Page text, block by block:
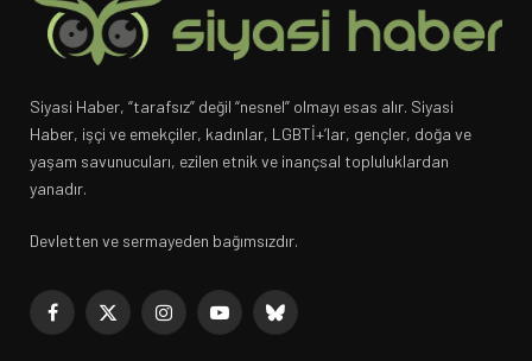
Siyasi Haber, “tarafsız” değil “nesnel” olmayı esas alır. Siyasi
Haber, işçi ve emekçiler, kadınlar, LGBTİ+’lar, gençler, doğa ve
yaşam savunucuları, ezilen etnik ve inançsal topluluklardan
yanadır.
Devletten ve sermayeden bağımsızdır.
Facebook
X
InstagramYouTubeBluesky